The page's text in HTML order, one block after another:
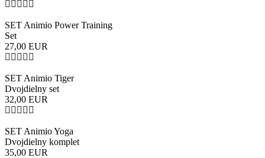
SET Animio Power Training
Set
27,00 EUR
SET Animio Tiger
Dvojdielny set
32,00 EUR
SET Animio Yoga
Dvojdielny komplet
35,00 EUR